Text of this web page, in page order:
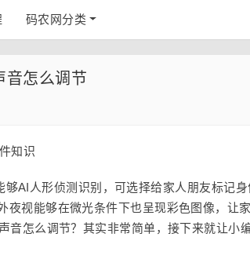
码农网分类
音怎么调节
AI人形侦测识别，可选择给家人朋友标记
视能够在微光条件下也呈现彩色图像，让
音怎么调节？其实非常简单，接下来就让小